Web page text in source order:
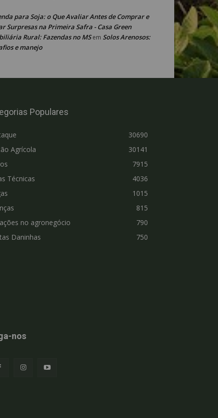
para Soja: o Que Avaliar Antes de Comprar e
Surpresas na Primeira Safra - Casa Green
Rural: Fazendas no MSem Solos Arenosos:
e manejo
Populares
30690
Agrícola
30141
7915
Técnicas
4036
1015
815
no agronegócio
790
Daninhas
750
nos